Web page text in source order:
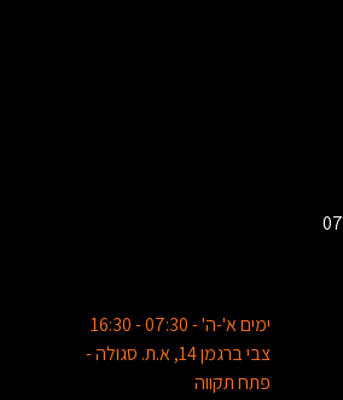
ימים א'-ה' - 07:30 - 16:30
צבי ברגמן 14, א.ת. סגולה -
פתח תקווה